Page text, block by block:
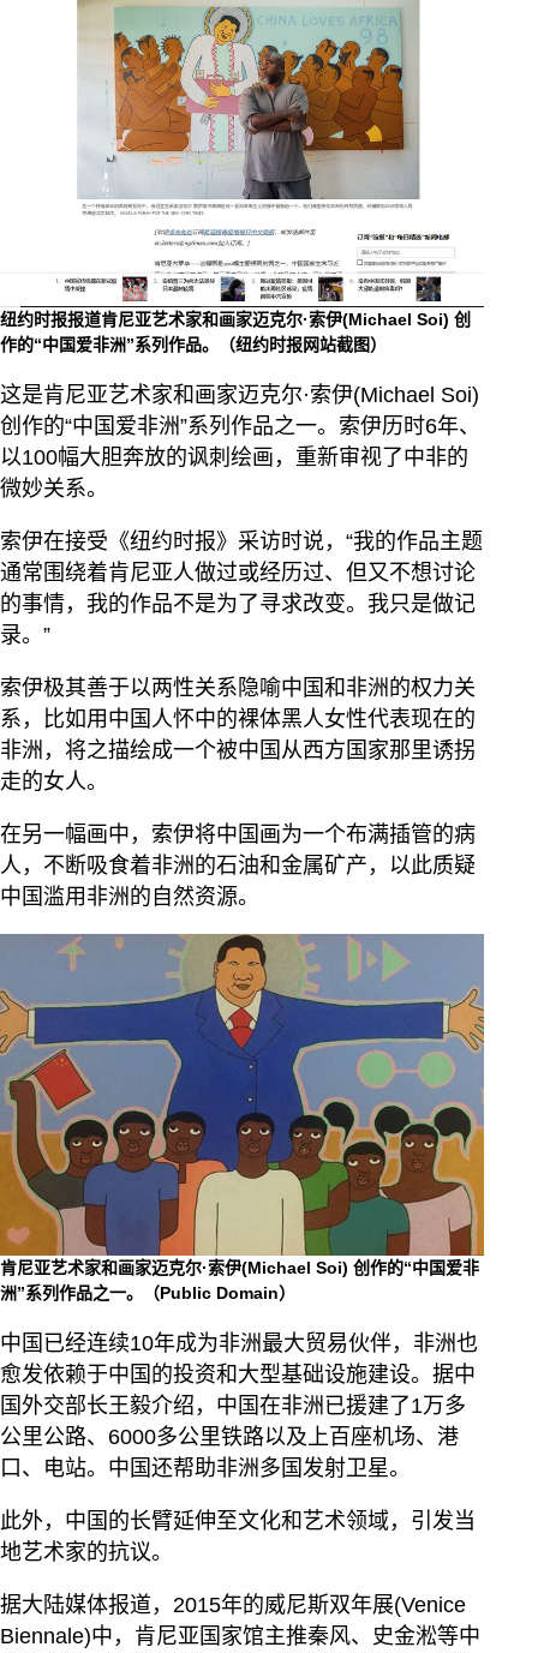
纽约时报报道肯尼亚艺术家和画家迈克尔·索伊(Michael Soi) 创
作的“中国爱非洲”系列作品。（纽约时报网站截图）
这是肯尼亚艺术家和画家迈克尔·索伊(Michael Soi)
创作的“中国爱非洲”系列作品之一。索伊历时6年、
以100幅大胆奔放的讽刺绘画，重新审视了中非的
微妙关系。
索伊在接受《纽约时报》采访时说，“我的作品主题
通常围绕着肯尼亚人做过或经历过、但又不想讨论
的事情，我的作品不是为了寻求改变。我只是做记
录。”
索伊极其善于以两性关系隐喻中国和非洲的权力关
系，比如用中国人怀中的裸体黑人女性代表现在的
非洲，将之描绘成一个被中国从西方国家那里诱拐
走的女人。
在另一幅画中，索伊将中国画为一个布满插管的病
人，不断吸食着非洲的石油和金属矿产，以此质疑
中国滥用非洲的自然资源。
肯尼亚艺术家和画家迈克尔·索伊(Michael Soi) 创作的“中国爱非
洲”系列作品之一。（Public Domain）
中国已经连续10年成为非洲最大贸易伙伴，非洲也
愈发依赖于中国的投资和大型基础设施建设。据中
国外交部长王毅介绍，中国在非洲已援建了1万多
公里公路、6000多公里铁路以及上百座机场、港
口、电站。中国还帮助非洲多国发射卫星。
此外，中国的长臂延伸至文化和艺术领域，引发当
地艺术家的抗议。
据大陆媒体报道，2015年的威尼斯双年展(Venice
Biennale)中，肯尼亚国家馆主推秦风、史金淞等中